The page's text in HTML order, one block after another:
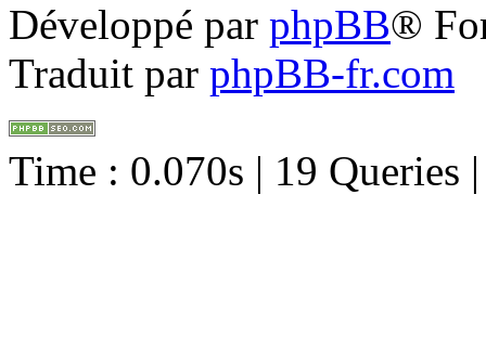
Développé par phpBB®
Traduit par phpBB-fr.com
Time : 0.070s | 19 Queries